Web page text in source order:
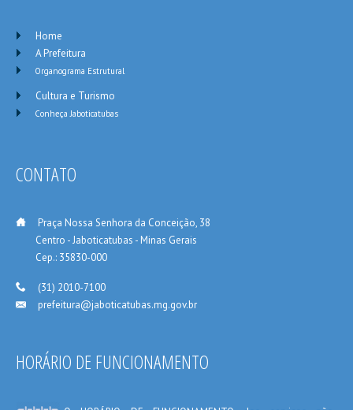
Home
A Prefeitura
Organograma Estrutural
Cultura e Turismo
Conheça Jaboticatubas
CONTATO
Praça Nossa Senhora da Conceição, 38
Centro - Jaboticatubas - Minas Gerais
Cep.: 35830-000
(31) 2010-7100
prefeitura@jaboticatubas.mg.gov.br
HORÁRIO DE FUNCIONAMENTO